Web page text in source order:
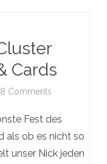
Cards
Comments
Christmas
Scrapbooking
Fest des
als ob es nicht so
unser Nick jeden